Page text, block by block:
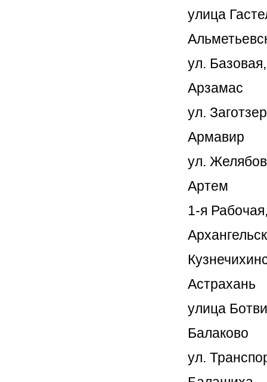
улица
ул.
Арзамас
ул.
Армавир
ул.
Артем
1-я
Архангельск
Астрахань
улица
Балаково
ул.